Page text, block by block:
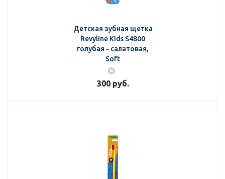
Детская зубная щетка
Revyline Kids S4800
голубая - салатовая,
Soft
300руб.